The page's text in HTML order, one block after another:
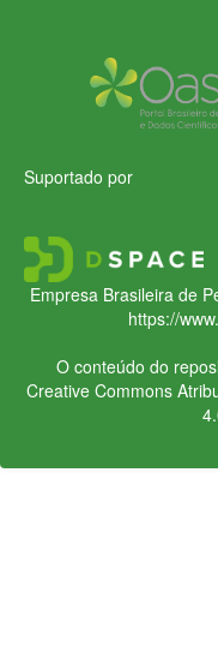
Suportado por
Empresa Brasileira de
https://
O conteúdo do
Creative Commons